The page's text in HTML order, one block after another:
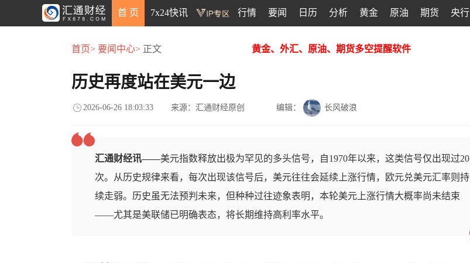
首 页 7x24快讯 行情 要闻 日历 分析 黄金 原油 期货 央行
首页> 要闻中心> 正文 黄金、外汇、原油、期货多空提醒软件
历史再度站在美元一边
2026-06-26 18:03:33 来源：汇通财经原创 编辑： 长风破浪
汇通财经讯——美元指数释放出极为罕见的多头信号，自1970年以来，这类信号仅出现过20
次。从历史规律来看，每次出现该信号后，美元往往会延续上涨行情，欧元兑美元汇率则持
续走弱。历史虽无法预判未来，但种种过往迹象表明，本轮美元上涨行情大概率尚未结束
——尤其是美联储已明确表态，将长期维持高利率水平。